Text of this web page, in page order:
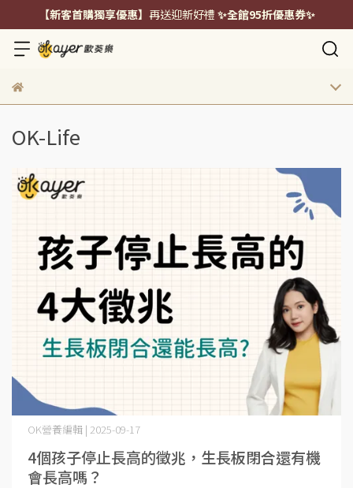
【新客首購獨享優惠】 再送迎新好禮 ✨全館95折優惠券✨
OK-Life
4個孩子停止長高的徵兆，生長板閉合還有機
會長高嗎？
OK營養編輯 | 2025-09-17